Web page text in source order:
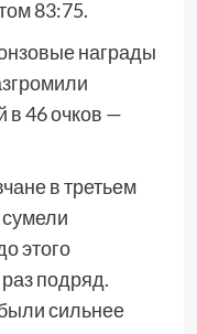
83:75.
награды
в 46 очков —
в третьем
этого
подряд.
сильнее